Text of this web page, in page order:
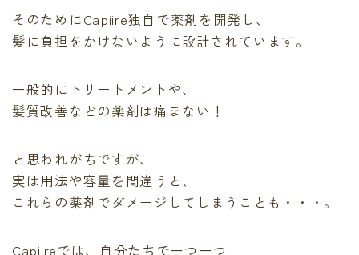
そのためにCapiire独自で薬剤を開発 し、
髪に負担をかけないように設計されています。
一般的にトリートメントや、
髪質改善などの薬剤は痛まない！
と思われがちですが、
実は用法や容量を間違うと、
これらの薬剤でダメージしてしまうことも・・・。
Capiireでは、自分たちで一つ一つ